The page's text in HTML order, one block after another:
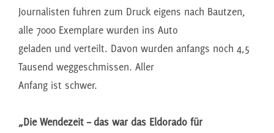
Journalisten fuhren zum Druck eigens nach Bautzen,
alle 7000 Exemplare wurden ins Auto
geladen und verteilt. Davon wurden anfangs noch 4,5
Tausend weggeschmissen. Aller
Anfang ist schwer.
„Die Wendezeit – das war das Eldorado für